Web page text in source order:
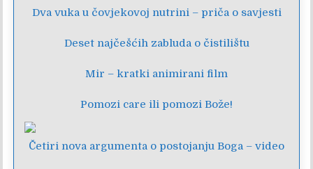
Dva vuka u čovjekovoj nutrini – priča o savjesti
Deset najčešćih zabluda o čistilištu
Mir – kratki animirani film
Pomozi care ili pomozi Bože!
Četiri nova argumenta o postojanju Boga – video